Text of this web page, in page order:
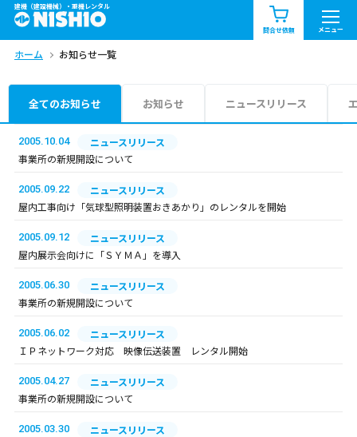
建機（建設機械）・重機レンタル
問合せ依頼 メニュー
商品一覧 お知らせ一覧
問合せ依頼リスト
エリア情報を見る
ホーム お知らせ一覧
全てのお知らせ お知らせ ニュースリリース
2005.10.04
ニュースリリース
事業所の新規開設について
2005.09.22
ニュースリリース
屋内工事向け「気球型照明装置おきあかり」のレンタルを開始
2005.09.12
ニュースリリース
屋内展示会向けに「ＳＹＭＡ」を導入
2005.06.30
ニュースリリース
事業所の新規開設について
2005.06.02
ニュースリリース
ＩＰネットワーク対応 映像伝送装置 レンタル開始
2005.04.27
ニュースリリース
事業所の新規開設について
2005.03.30
ニュースリリース